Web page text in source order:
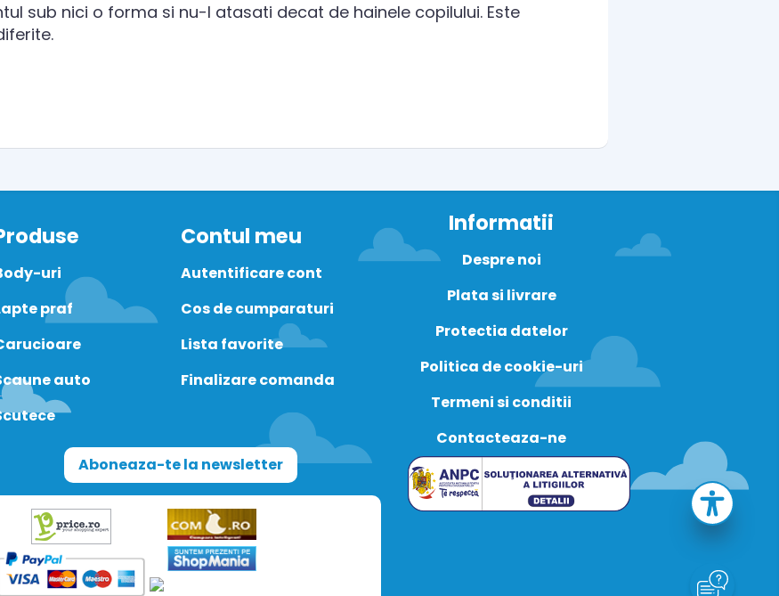
sub nici o forma si nu-l atasati decat de hainele copilului. Este
uri
praf
auto
Contul meu
Autentificare cont
Cos de cumparaturi
Lista favorite
Finalizare comanda
Aboneaza-te la newsletter
Informatii
Despre noi
Plata si livrare
Protectia datelor
Politica de cookie-uri
Termeni si conditii
Contacteaza-ne